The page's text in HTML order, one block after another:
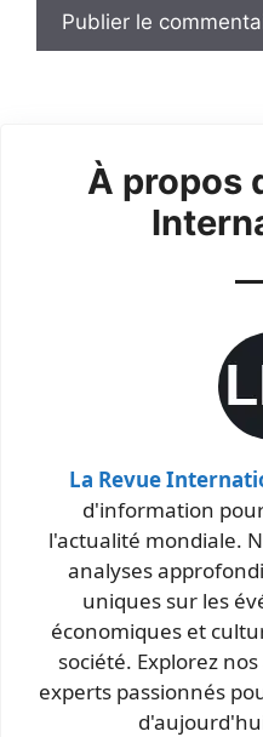
À propos
La Revue
d'information
l'actualité mondiale.
analyses
uniques sur les
économiques et
société. Explorez
experts passionnés